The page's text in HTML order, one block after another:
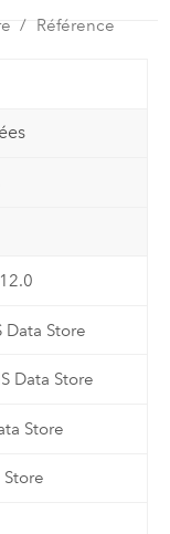
Référence
Store
Data Store
Store